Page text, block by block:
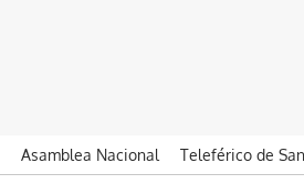
Asamblea Nacional Teleférico de